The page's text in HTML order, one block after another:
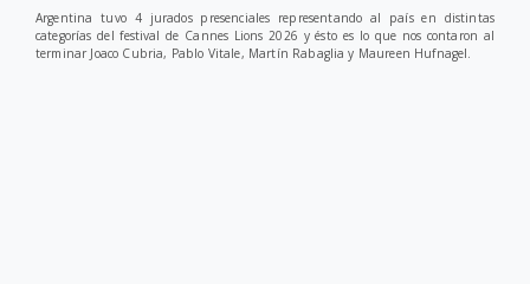
Argentina tuvo 4 jurados presenciales representando al país en distintas
categorías del festival de Cannes Lions 2026 y ésto es lo que nos contaron al
terminar Joaco Cubria, Pablo Vitale, Martín Rabaglia y Maureen Hufnagel.